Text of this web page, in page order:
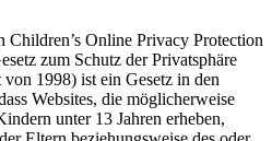
Children’s Online Privacy Protection
zum Schutz der Privatsphäre
1998) ist ein Gesetz in den
Websites, die möglicherweise
unter 13 Jahren erheben,